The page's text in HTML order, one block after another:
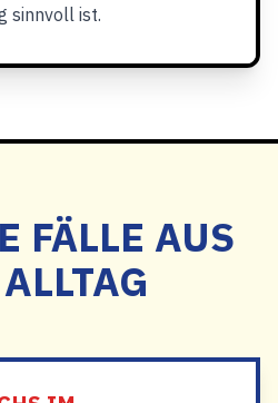
sinnvoll ist.
FÄLLE AUS